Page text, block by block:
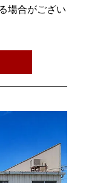
場合がござい